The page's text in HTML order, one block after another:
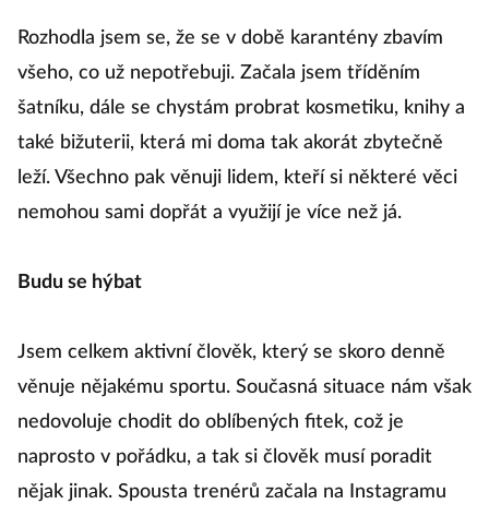
Rozhodla jsem se, že se v době karantény zbavím
všeho, co už nepotřebuji. Začala jsem tříděním
šatníku, dále se chystám probrat kosmetiku, knihy a
také bižuterii, která mi doma tak akorát zbytečně
leží. Všechno pak věnuji lidem, kteří si některé věci
nemohou sami dopřát a využijí je více než já.
Budu se hýbat
Jsem celkem aktivní člověk, který se skoro denně
věnuje nějakému sportu. Současná situace nám však
nedovoluje chodit do oblíbených fitek, což je
naprosto v pořádku, a tak si člověk musí poradit
nějak jinak. Spousta trenérů začala na Instagramu